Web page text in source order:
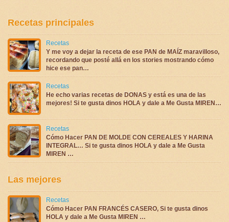
Recetas principales
Recetas
Y me voy a dejar la receta de ese PAN de MAÍZ maravilloso,
recordando que posté allá en los stories mostrando cómo
hice ese pan…
Recetas
He echo varias recetas de DONAS y está es una de las
mejores! Si te gusta dinos HOLA y dale a Me Gusta MIREN…
Recetas
Cómo Hacer PAN DE MOLDE CON CEREALES Y HARINA
INTEGRAL… Si te gusta dinos HOLA y dale a Me Gusta
MIREN …
Las mejores
Recetas
Cómo Hacer PAN FRANCÉS CASERO, Si te gusta dinos
HOLA y dale a Me Gusta MIREN …